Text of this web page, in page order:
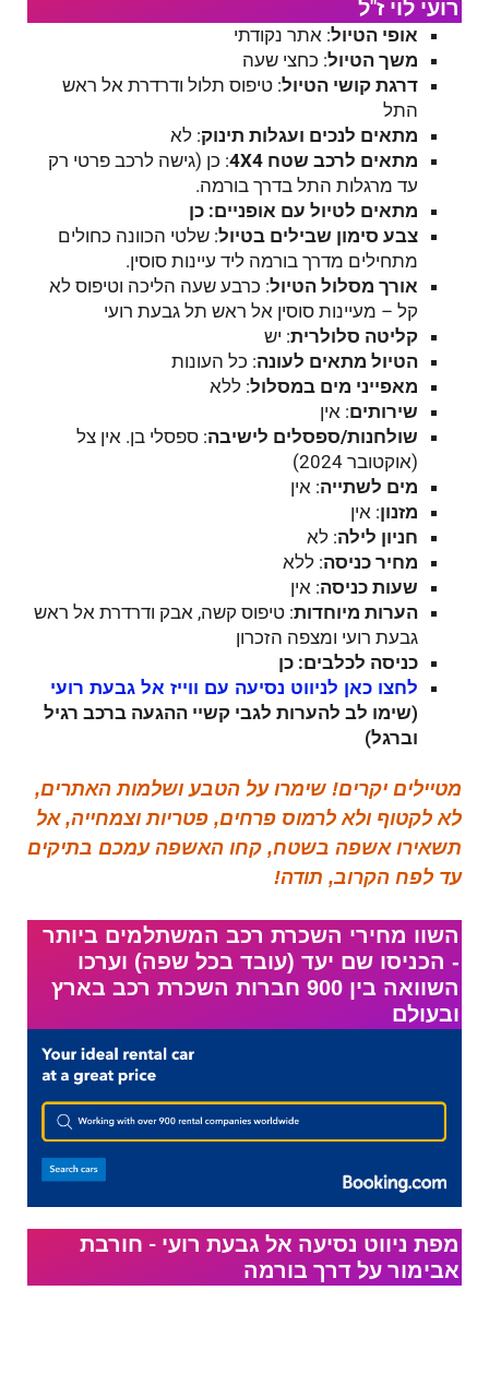
רועי לוי ז"ל
אופי הטיול: אתר נקודתי
משך הטיול: כחצי שעה
דרגת קושי הטיול: טיפוס תלול ודרדרת אל ראש
התל
מתאים לנכים ועגלות תינוק: לא
מתאים לרכב שטח 4
X4
: כן (גישה לרכב פרטי רק
עד מרגלות התל בדרך בורמה.
מתאים לטיול עם אופניים: כן
צבע סימון שבילים בטיול: שלטי הכוונה כחולים
מתחילים מדרך בורמה ליד עיינות סוסין.
אורך מסלול הטיול: כרבע שעה הליכה וטיפוס לא
קל – מעיינות סוסין אל ראש תל גבעת רועי
קליטה סלולרית: יש
הטיול מתאים לעונה: כל העונות
מאפייני מים במסלול: ללא
שירותים: אין
שולחנות/ספסלים לישיבה: ספסלי בן. אין צל
(אוקטובר 2024)
מים לשתייה: אין
מזנון: אין
חניון לילה: לא
מחיר כניסה: ללא
שעות כניסה: אין
הערות מיוחדות: טיפוס קשה, אבק ודרדרת אל ראש
גבעת רועי ומצפה הזכרון
כניסה לכלבים: כן
לחצו כאן לניווט נסיעה עם ווייז אל גבעת רועי
(שימו לב להערות לגבי קשיי ההגעה ברכב רגיל
וברגל)
מטיילים יקרים! שימרו על הטבע ושלמות האתרים,
לא לקטוף ולא לרמוס פרחים, פטריות וצמחייה, אל
תשאירו אשפה בשטח, קחו האשפה עמכם בתיקים
עד לפח הקרוב, תודה!
השוו מחירי השכרת רכב המשתלמים ביותר
- הכניסו שם יעד (עובד בכל שפה) וערכו
השוואה בין 900 חברות השכרת רכב בארץ
ובעולם
מפת ניווט נסיעה אל​ גבעת רועי - חורבת
אבימור על דרך בורמה